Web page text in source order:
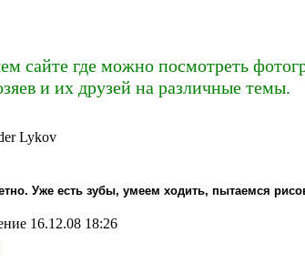
сайте где можно посмотреть
и их друзей на различные темы.
Lykov
Уже есть зубы, умеем ходить, пытаемся
16.12.08 18:26